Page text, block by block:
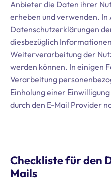
Anbieter die Daten ihrer
erheben und verwenden. In
Datenschutzerklärungen
diesbezüglich
Weiterverarbeitung der
werden können. In einigen
Verarbeitung
Einholung einer
durch den E-Mail Provider
Checkliste für den
Mails